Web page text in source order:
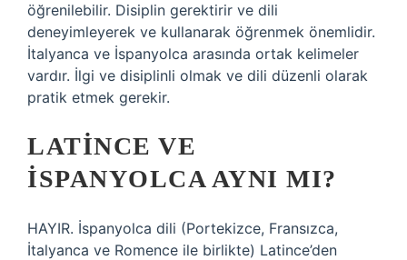
öğrenilebilir. Disiplin gerektirir ve dili
deneyimleyerek ve kullanarak öğrenmek önemlidir.
İtalyanca ve İspanyolca arasında ortak kelimeler
vardır. İlgi ve disiplinli olmak ve dili düzenli olarak
pratik etmek gerekir.
LATINCE VE
İSPANYOLCA AYNI MI?
HAYIR. İspanyolca dili (Portekizce, Fransızca,
İtalyanca ve Romence ile birlikte) Latince’den